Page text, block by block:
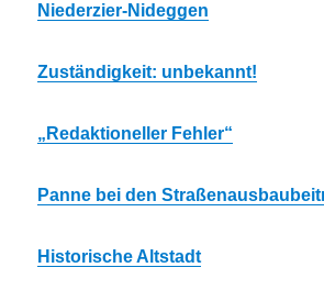
Niederzier-Nideggen
Zuständigkeit: unbekannt!
„Redaktioneller Fehler“
Panne bei den
Historische Altstadt